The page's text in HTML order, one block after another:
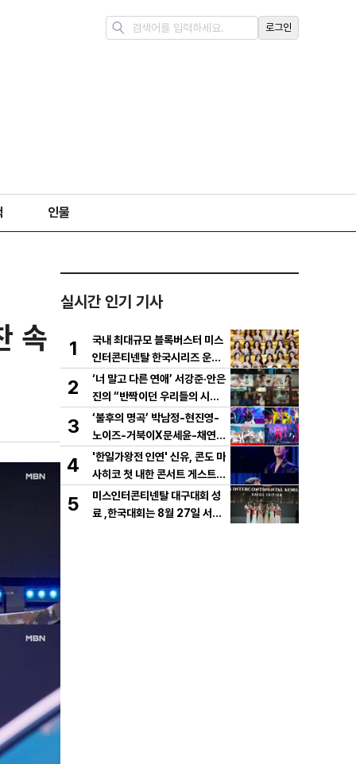
로그인
인물
속
실시간 인기 기사
1
국내 최대규모 블록버스터 미스
인터콘티넨탈 한국시리즈 운용
개시!
2
‘너 말고 다른 연애’ 서강준·안은
진의 “반짝이던 우리들의 시간”
10년 사랑 서사 드러났다! 1차
설렘 티저 영상 공개!
3
‘불후의 명곡’ 박남정-현진영-
노이즈-거북이X문세윤-채연,
이번엔 댄스 배틀이다! X세대
댄스 레전드 총출동! 댄스 본능
깨운다!
4
'한일가왕전 인연' 신유, 콘도 마
사히코 첫 내한 콘서트 게스트
지원사격! 깜짝 듀엣 '감동'
5
미스인터콘티넨탈 대구대회 성
료 ,한국대회는 8월 27일 서울